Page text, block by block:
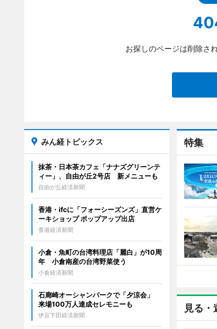
お探しのページは削除さ
特集
見る・
みん経トピックス
抹茶・日本茶カフェ「ナナズグリーンテ
ィー」、自由が丘2号店 新メニューも
自由が丘経済新聞
香港・ifcに「フォーシーズンズ」直営ケ
ーキショップ ポップアップ出店
香港経済新聞
小倉・魚町の台湾料理店「麗白」が10周
年 小倉南産の台湾野菜使う
小倉経済新聞
石廊崎オーシャンパークで「夕涼会」
来場100万人達成セレモニーも
伊豆下田経済新聞